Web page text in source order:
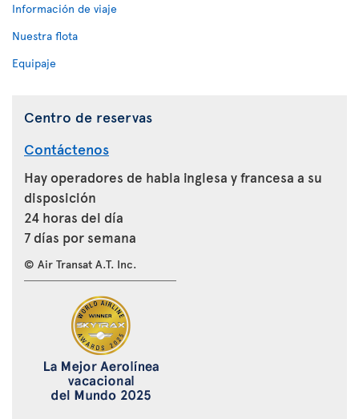
Información de viaje
Nuestra flota
Equipaje
Centro de reservas
Contáctenos
Hay operadores de habla inglesa y francesa a su
disposición
24 horas del día
7 días por semana
© Air Transat A.T. Inc.